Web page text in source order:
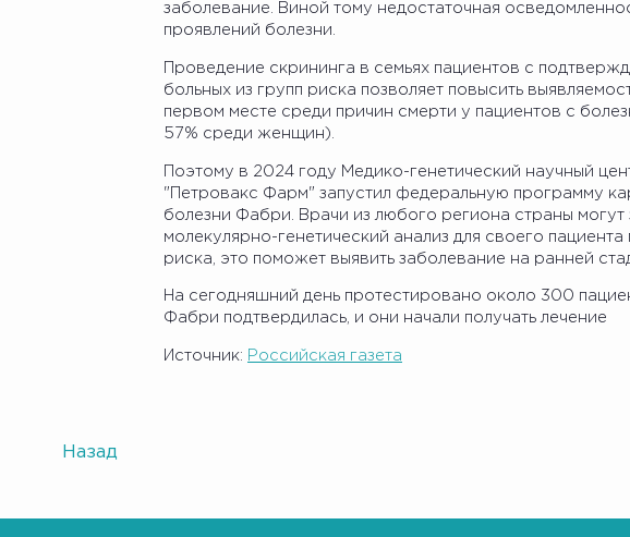
заболевание. Виной тому недостаточная
проявлений болезни.
Проведение скрининга в семьях пациентов с
больных из групп риска позволяет повысить
первом месте среди причин смерти у пациентов с
57% среди женщин).
Поэтому в 2024 году Медико-генетический научный
"Петровакс Фарм" запустил федеральную программу
болезни Фабри. Врачи из любого региона страны могут
молекулярно-генетический анализ для своего
риска, это поможет выявить заболевание на ранней
На сегодняшний день протестировано около 300
Фабри подтвердилась, и они начали получать лечение
Источник: Российская газета
Назад